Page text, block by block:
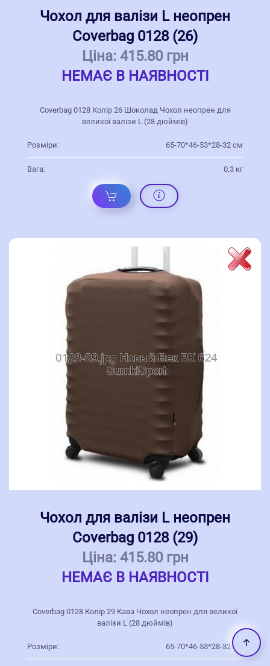
Чохол для валізи L неопрен
Coverbag 0128 (26)
Ціна: 415.80 грн
НЕМАЄ В НАЯВНОСТІ
Coverbag 0128 Колір 26 Шоколад Чохол неопрен для
великої валізи L (28 дюймів)
Розміри: 65-70*46-53*28-32 см
Вага: 0,3 кг
Чохол для валізи L неопрен
Coverbag 0128 (29)
Ціна: 415.80 грн
НЕМАЄ В НАЯВНОСТІ
Coverbag 0128 Колір 29 Кава Чохол неопрен для великої
валізи L (28 дюймів)
Розміри: 65-70*46-53*28-32 см